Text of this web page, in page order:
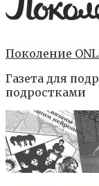
Поколение
Газета для
подростками